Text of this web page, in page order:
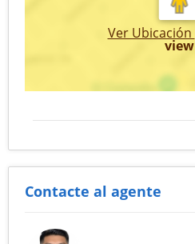
Ver Ubicación
view
Contacte al agente